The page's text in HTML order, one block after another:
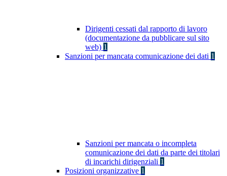
Dirigenti cessati dal rapporto di lavoro
(documentazione da pubblicare sul sito
web) 1
Sanzioni per mancata comunicazione dei dati 1
Sanzioni per mancata o incompleta
comunicazione dei dati da parte dei titolari
di incarichi dirigenziali 1
Posizioni organizzative 1